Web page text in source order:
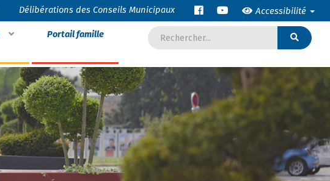
Délibérations des Conseils Municipaux Accessibilité
Portail famille